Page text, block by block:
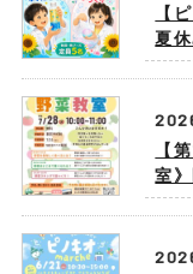
【
夏
【
室》